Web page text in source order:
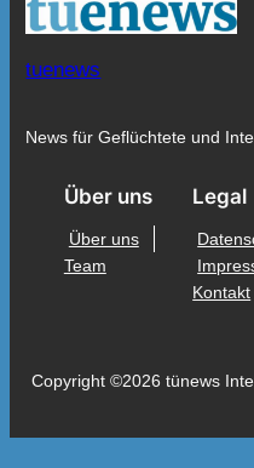
tuenews
News für Geflüchtete und
Über uns
Über uns
Team
Legal
Kontakt
Copyright ©2026 tünews